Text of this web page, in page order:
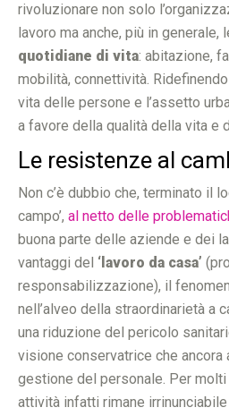
rivoluzionare non solo
lavoro ma anche, più in generale,
quotidiane di vita: abitazione,
mobilità, connettività.
vita delle persone e l’assetto
a favore della qualità della vita e
Le resistenze al
Non c’è dubbio che, terminato il
campo’, al netto delle
buona parte delle aziende e dei
vantaggi del ‘lavoro da casa’
responsabilizzazione), il
nell’alveo della straordinarietà a
una riduzione del pericolo
visione conservatrice che
gestione del personale. Per
attività infatti rimane